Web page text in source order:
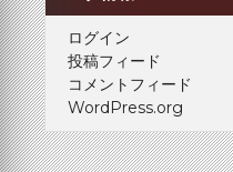
ログイン
投稿フィード
コメントフィード
WordPress.org